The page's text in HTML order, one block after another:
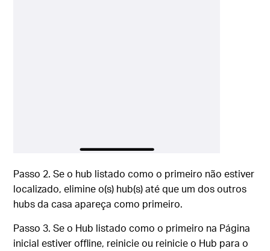
Passo 2. Se o hub listado como o primeiro não estiver
localizado, elimine o(s) hub(s) até que um dos outros
hubs da casa apareça como primeiro.
Passo 3. Se o Hub listado como o primeiro na Página
inicial estiver offline, reinicie ou reinicie o Hub para o